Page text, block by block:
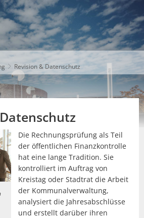
Revision & Datenschutz
Die Rechnungsprüfung als Teil
der öffentlichen Finanzkontrolle
hat eine lange Tradition. Sie
kontrolliert im Auftrag von
Kreistag oder Stadtrat die Arbeit
der Kommunalverwaltung,
analysiert die Jahresabschlüsse
und erstellt darüber ihren